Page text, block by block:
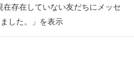
在存在していない友だちにメッセ
した。」を表示